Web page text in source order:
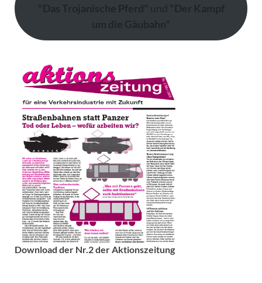
"Das Trojanische Pferd" und "Der Kampf
um die Gäubahn"
Download der Nr.2 der Aktionszeitung